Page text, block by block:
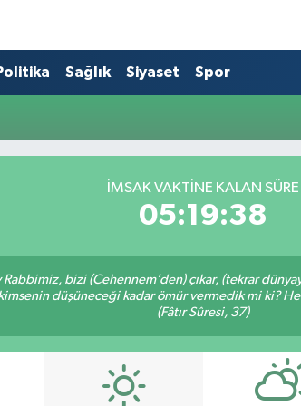
Sağlık Siyaset Spor
İMSAK VAKTİNE KALAN SÜRE
05:19:37
bizi (Cehennem’den) çıkar, (tekrar
düşüneceği kadar ömür vermedik mi ki?
(Fâtır Sûresi, 37)